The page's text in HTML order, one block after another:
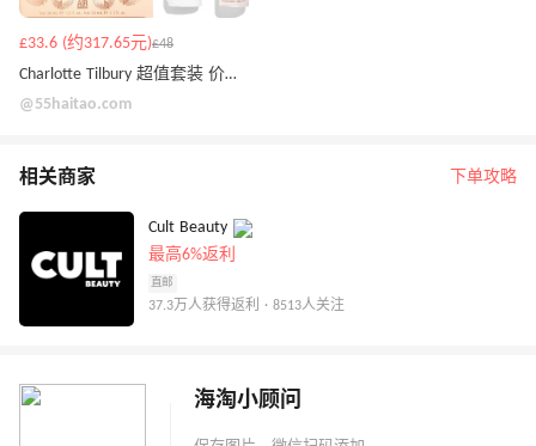
£33.6 (约317.65元)£48
Charlotte Tilbury 超值套装 价值£68
@55haitao.com
相关商家 下单攻略
Cult Beauty
最高6%返利
直邮
37.3万人获得返利 · 8513人关注
海淘小顾问